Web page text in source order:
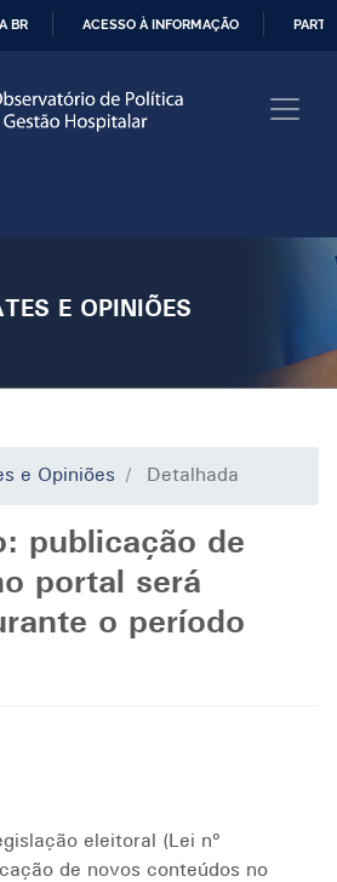
PARA
O
BR ACESSO À INFORMAÇÃO
E OPINIÕES
e Opiniões Detalhada
publicação de
portal será
o período
eleitoral (Lei nº
de novos conteúdos no